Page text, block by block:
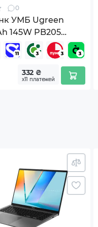
0
УМБ Ugreen
145W PB205
A,
(90597A) Gray
332 ₴
х11 платежей